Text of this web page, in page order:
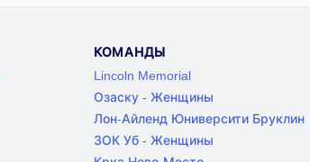
КОМАНДЫ
Lincoln Memorial
Озаску - Женщины
Лон-Айленд Юниверсити Бруклин
ЗОК Уб - Женщины